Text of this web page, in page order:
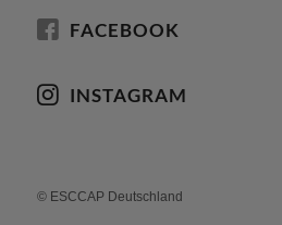
FACEBOOK
INSTAGRAM
© ESCCAP Deutschland